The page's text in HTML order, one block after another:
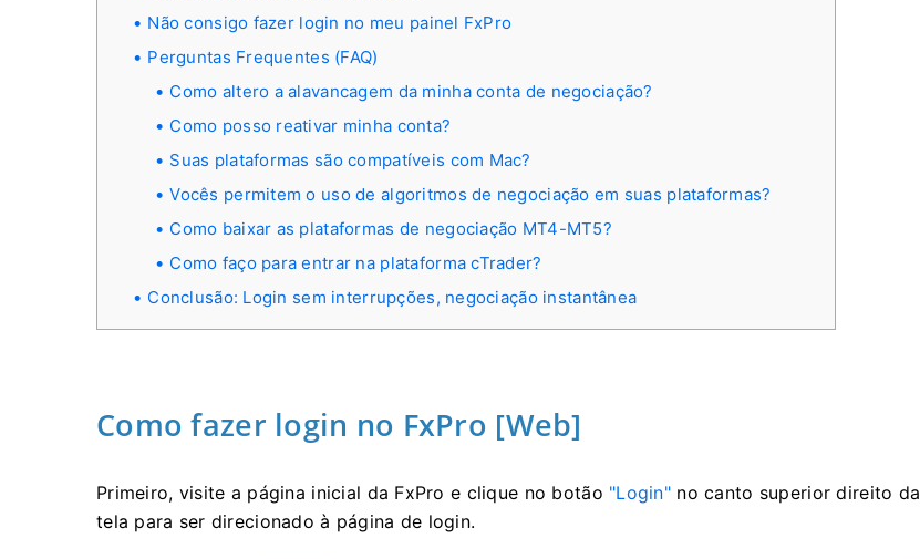
Não consigo fazer login no meu painel FxPro
Perguntas Frequentes (FAQ)
Como altero a alavancagem da minha conta de negociação?
Como posso reativar minha conta?
Suas plataformas são compatíveis com Mac?
Vocês permitem o uso de algoritmos de negociação em suas plataformas?
Como baixar as plataformas de negociação MT4-MT5?
Como faço para entrar na plataforma cTrader?
Conclusão: Login sem interrupções, negociação instantânea
Como fazer login no FxPro [Web]
Primeiro, visite a página inicial da FxPro e clique no botão "Login" no canto superior direito da
tela para ser direcionado à página de login.